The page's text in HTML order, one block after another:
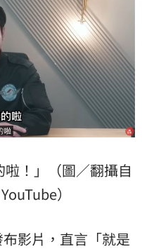
！」（圖／翻攝自
）
影片，直言「就是